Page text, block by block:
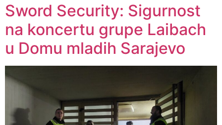
Sword Security: Sigurnost
na koncertu grupe Laibach
u Domu mladih Sarajevo